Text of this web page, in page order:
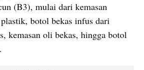
(B3), mulai dari kemasan
botol bekas infus dari
kemasan oli bekas, hingga botol